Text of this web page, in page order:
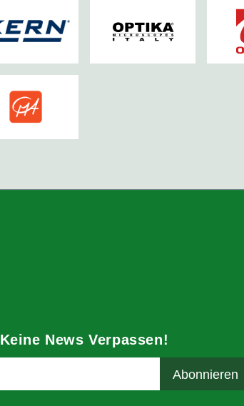
Keine News Verpassen!